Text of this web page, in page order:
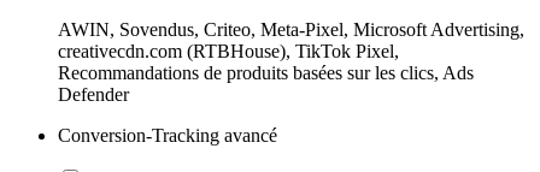
AWIN, Sovendus, Criteo, Meta-Pixel, Microsoft Advertising,
creativecdn.com (RTBHouse), TikTok Pixel,
Recommandations de produits basées sur les clics, Ads
Defender
Conversion-Tracking avancé